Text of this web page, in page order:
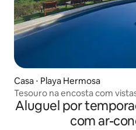
Casa ⋅ Playa Hermosa
Tesouro na encosta com
Aluguel por
com ar-